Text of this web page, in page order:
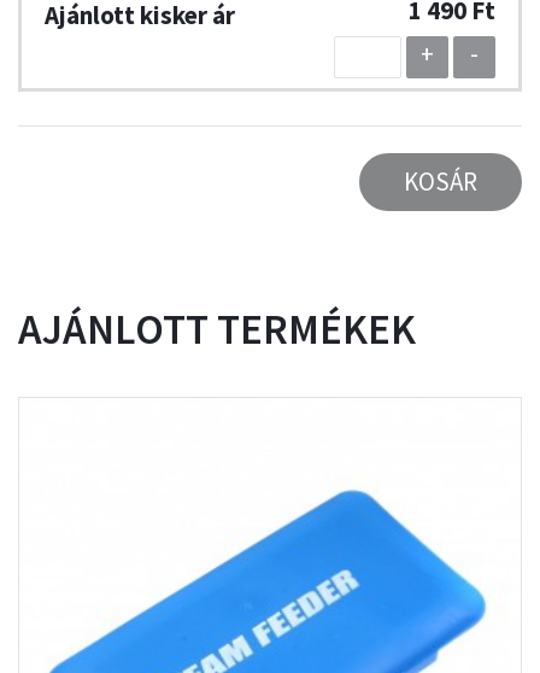
1 490 Ft
+
-
KOSÁR
AJÁNLOTT TERMÉKEK